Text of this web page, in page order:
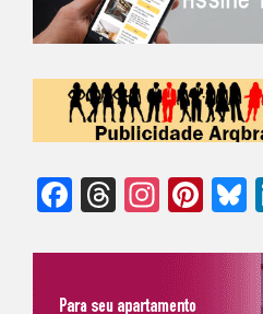
Facebook
Threads